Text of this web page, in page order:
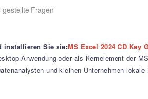
gestellte Fragen
installieren Sie sie:MS Excel 2024 CD Key
Anwendung oder als Kernelement der
und kleinen Unternehmen